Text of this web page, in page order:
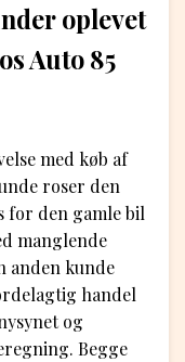
oplevet
Auto 85
med køb af
roser den
for den gamle bil
manglende
anden kunde
handel
og
Begge